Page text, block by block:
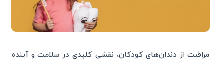
مراقبت از دندان‌های کودکان، نقشی کلیدی در سلامت و آینده